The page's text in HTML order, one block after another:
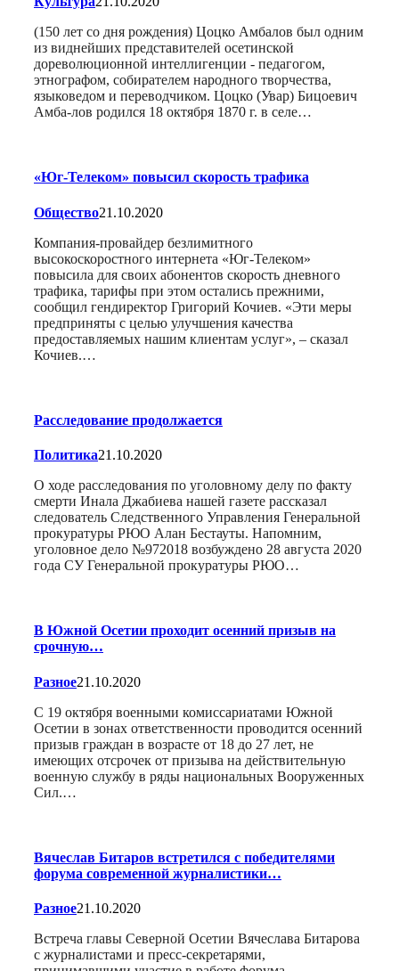
(150 лет со дня рождения) Цоцко Амбалов был одним
из виднейших представителей осетинской
дореволюционной интеллигенции - педагогом,
этнографом, собирателем народного творчества,
языковедом и переводчиком. Цоцко (Увар) Бицоевич
Амба-лов родился 18 октября 1870 г. в селе…
«Юг-Телеком» повысил скорость трафика
Общество21.10.2020
Компания-провайдер безлимитного
высокоскоростного интернета «Юг-Телеком»
повысила для своих абонентов скорость дневного
трафика, тарифы при этом остались прежними,
сообщил гендиректор Григорий Кочиев. «Эти меры
предприняты с целью улучшения качества
предоставляемых нашим клиентам услуг», – сказал
Кочиев.…
Расследование продолжается
Политика21.10.2020
О ходе расследования по уголовному делу по факту
смерти Инала Джабиева нашей газете рассказал
следователь Следственного Управления Генеральной
прокуратуры РЮО Алан Бестауты. Напомним,
уголовное дело №972018 возбуждено 28 августа 2020
года СУ Генеральной прокуратуры РЮО…
В Южной Осетии проходит осенний призыв на
срочную…
Разное21.10.2020
С 19 октября военными комиссариатами Южной
Осетии в зонах ответственности проводится осенний
призыв граждан в возрасте от 18 до 27 лет, не
имеющих отсрочек от призыва на действительную
военную службу в ряды национальных Вооруженных
Сил.…
Вячеслав Битаров встретился с победителями
форума современной журналистики…
Разное21.10.2020
Встреча главы Северной Осетии Вячеслава Битарова
с журналистами и пресс-секретарями,